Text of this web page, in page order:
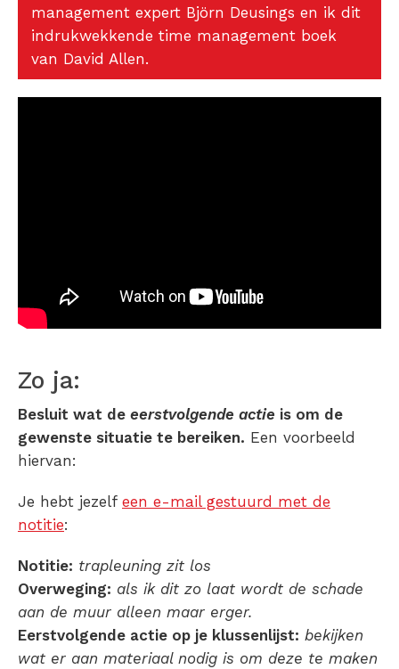
management expert Björn Deusings en ik dit
indrukwekkende time management boek
van David Allen.
Zo ja:
Besluit wat de eerstvolgende actie is om de
gewenste situatie te bereiken. Een voorbeeld
hiervan:
Je hebt jezelf een e-mail gestuurd met de
notitie:
Notitie: trapleuning zit los
Overweging: als ik dit zo laat wordt de schade
aan de muur alleen maar erger.
Eerstvolgende actie op je klussenlijst: bekijken
wat er aan materiaal nodig is om deze te maken